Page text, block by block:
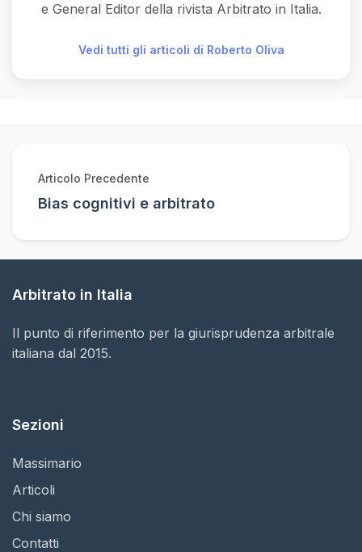
e General Editor della rivista Arbitrato in Italia.
Vedi tutti gli articoli di Roberto Oliva
Articolo Precedente
Bias cognitivi e arbitrato
Arbitrato in Italia
Il punto di riferimento per la giurisprudenza arbitrale
italiana dal 2015.
Sezioni
Massimario
Articoli
Chi siamo
Contatti